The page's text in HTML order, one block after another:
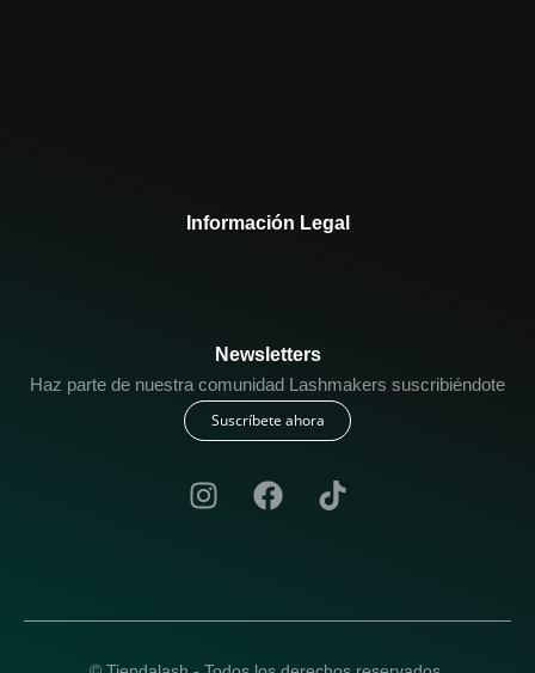
Información Legal
Newsletters
Haz parte de nuestra comunidad Lashmakers suscribiéndote
Suscríbete ahora